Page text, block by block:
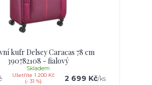
kufr Delsey Caracas 78 cm
390782108 - fialový
Ušetříte 1 200 Kč
(- 31 %)
2 699 Kč/ks
Skladem